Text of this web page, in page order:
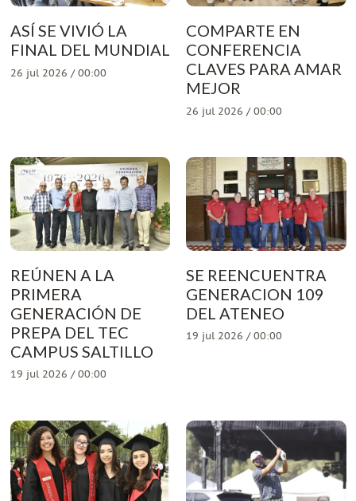
ASÍ SE VIVIÓ LA
FINAL DEL MUNDIAL
26 jul 2026 / 00:00
COMPARTE EN
CONFERENCIA
CLAVES PARA AMAR
MEJOR
26 jul 2026 / 00:00
REÚNEN A LA
PRIMERA
GENERACIÓN DE
PREPA DEL TEC
CAMPUS SALTILLO
19 jul 2026 / 00:00
SE REENCUENTRA
GENERACION 109
DEL ATENEO
19 jul 2026 / 00:00